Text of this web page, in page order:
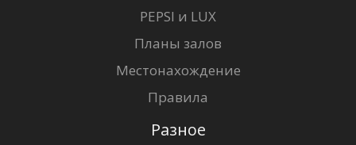
PEPSI и LUX
Планы залов
Местонахождение
Правила
Разное